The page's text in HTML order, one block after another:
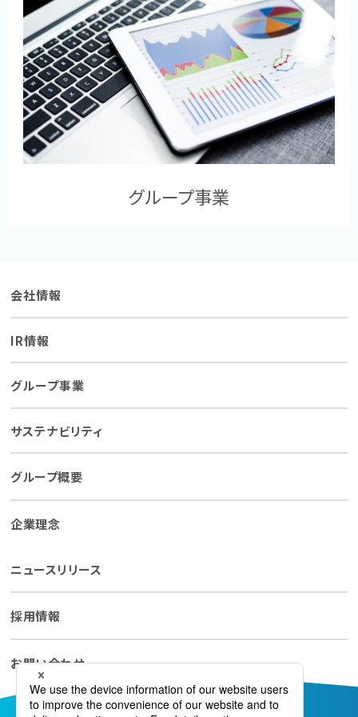
グループ事業
会社情報
IR情報
グループ事業
サステナビリティ
グループ概要
企業理念
ニュースリリース
採用情報
お問い合わせ